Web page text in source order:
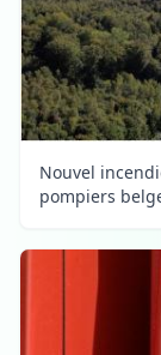
Nouvel
pompiers